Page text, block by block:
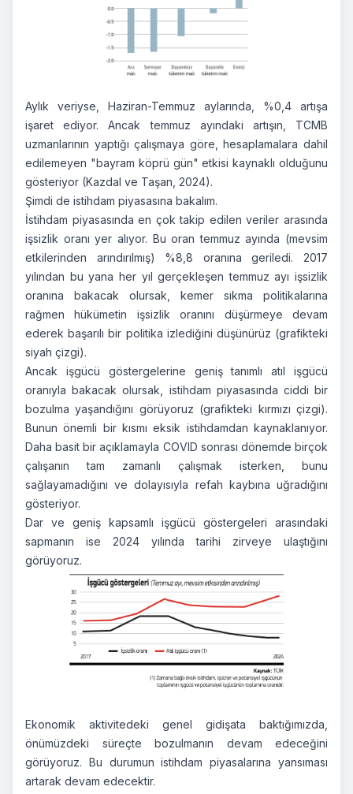
Aylık veriyse, Haziran-Temmuz aylarında, %0,4 artışa
işaret ediyor. Ancak temmuz ayındaki artışın, TCMB
uzmanlarının yaptığı çalışmaya göre, hesaplamalara dahil
edilemeyen "bayram köprü gün" etkisi kaynaklı olduğunu
gösteriyor (Kazdal ve Taşan, 2024).
Şimdi de istihdam piyasasına bakalım.
İstihdam piyasasında en çok takip edilen veriler arasında
işsizlik oranı yer alıyor. Bu oran temmuz ayında (mevsim
etkilerinden arındırılmış) %8,8 oranına geriledi. 2017
yılından bu yana her yıl gerçekleşen temmuz ayı işsizlik
oranına bakacak olursak, kemer sıkma politikalarına
rağmen hükümetin işsizlik oranını düşürmeye devam
ederek başarılı bir politika izlediğini düşünürüz (grafikteki
siyah çizgi).
Ancak işgücü göstergelerine geniş tanımlı atıl işgücü
oranıyla bakacak olursak, istihdam piyasasında ciddi bir
bozulma yaşandığını görüyoruz (grafikteki kırmızı çizgi).
Bunun önemli bir kısmı eksik istihdamdan kaynaklanıyor.
Daha basit bir açıklamayla COVID sonrası dönemde birçok
çalışanın tam zamanlı çalışmak isterken, bunu
sağlayamadığını ve dolayısıyla refah kaybına uğradığını
gösteriyor.
Dar ve geniş kapsamlı işgücü göstergeleri arasındaki
sapmanın ise 2024 yılında tarihi zirveye ulaştığını
görüyoruz.
Ekonomik aktivitedeki genel gidişata baktığımızda,
önümüzdeki süreçte bozulmanın devam edeceğini
görüyoruz. Bu durumun istihdam piyasalarına yansıması
artarak devam edecektir.